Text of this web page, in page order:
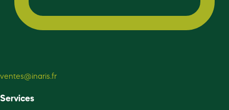
ventes@inaris.fr
Services